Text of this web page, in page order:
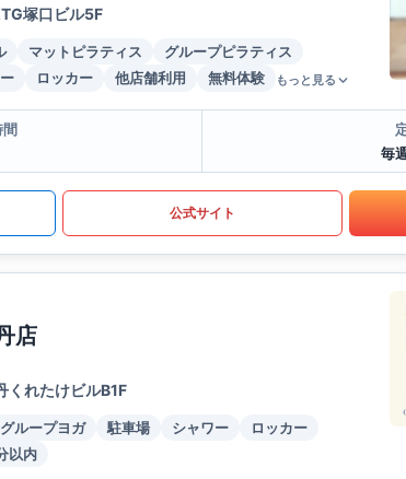
塚口ビル5F
マットピラティス
グループピラティス
ロッカー 他店舗利用 無料体験 もっと見る
毎
公式サイト
店
くれたけビルB1F
グループヨガ 駐車場 シャワー
ロッカー
以内